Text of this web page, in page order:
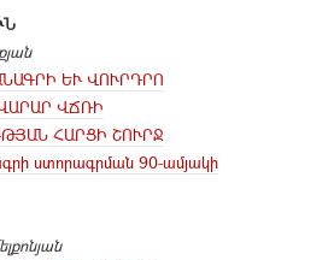
ԵՒ ՎՈՒՐԴՐՈ
ՎՃՌԻ
ՀԱՐՑԻ ՇՈՒՐՋ
ստորագրման 90-ամյակի